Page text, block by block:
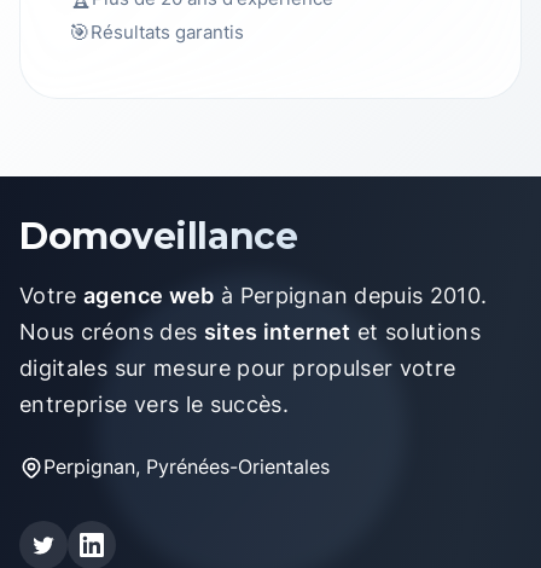
🎯Résultats garantis
Domoveillance
Votreagence web à Perpignan depuis 2010.
Nous créons des sites internet et solutions
digitales sur mesure pour propulser votre
entreprise vers le succès.
Perpignan, Pyrénées-Orientales